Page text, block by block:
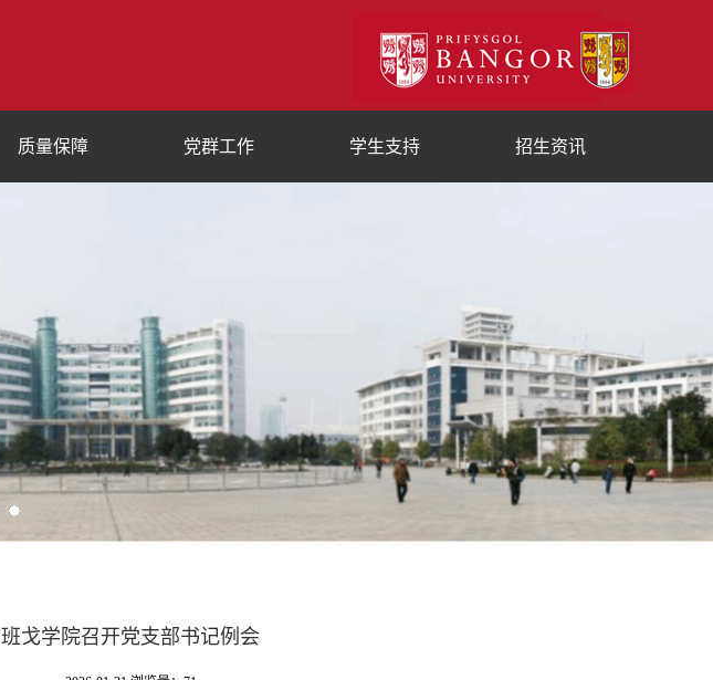
质量保障 党群工作 学生支持 招生资讯
班戈学院召开党支部书记例会